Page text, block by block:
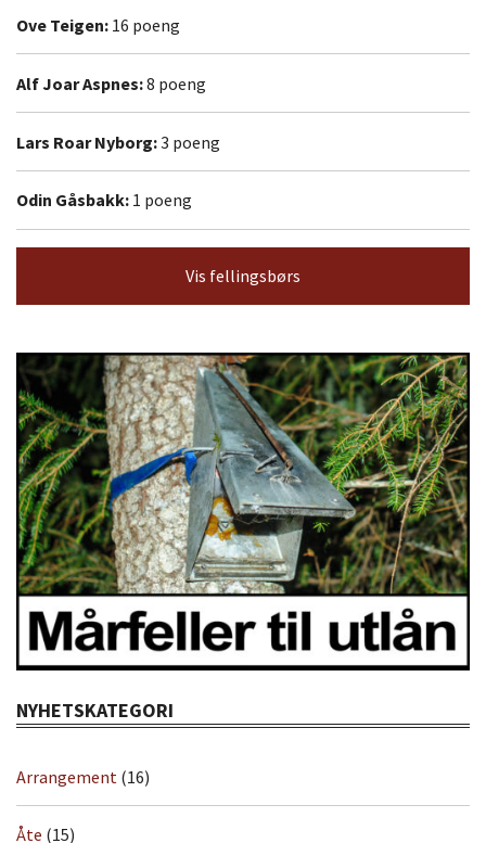
Ove Teigen: 16 poeng
Alf Joar Aspnes:8 poeng
Lars Roar Nyborg:3 poeng
Odin Gåsbakk: 1 poeng
Vis fellingsbørs
NYHETSKATEGORI
Arrangement (16)
Åte (15)